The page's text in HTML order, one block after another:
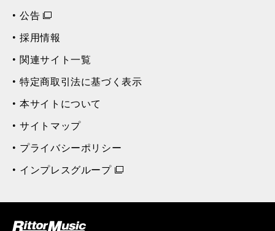
公告
採用情報
関連サイト一覧
特定商取引法に基づく表示
本サイトについて
サイトマップ
プライバシーポリシー
インプレスグループ
ジック (Rittor Musi